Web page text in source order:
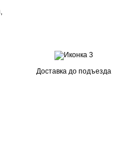
Доставка до подъезда